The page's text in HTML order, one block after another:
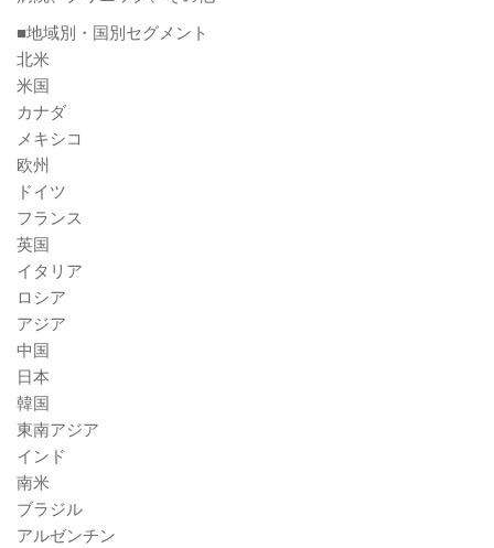
■地域別・国別セグメント
北米
米国
カナダ
メキシコ
欧州
ドイツ
フランス
英国
イタリア
ロシア
アジア
中国
日本
韓国
東南アジア
インド
南米
ブラジル
アルゼンチン